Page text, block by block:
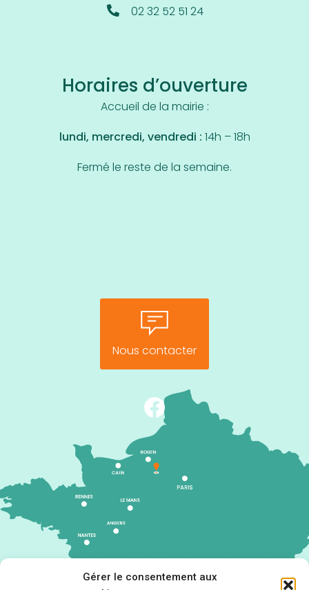
Gérer le consentement aux
02 32 52 51 24
Horaires d’ouverture
Accueil de la mairie :
lundi, mercredi, vendredi : 14h – 18h
Fermé le reste de la semaine.
Nous contacter